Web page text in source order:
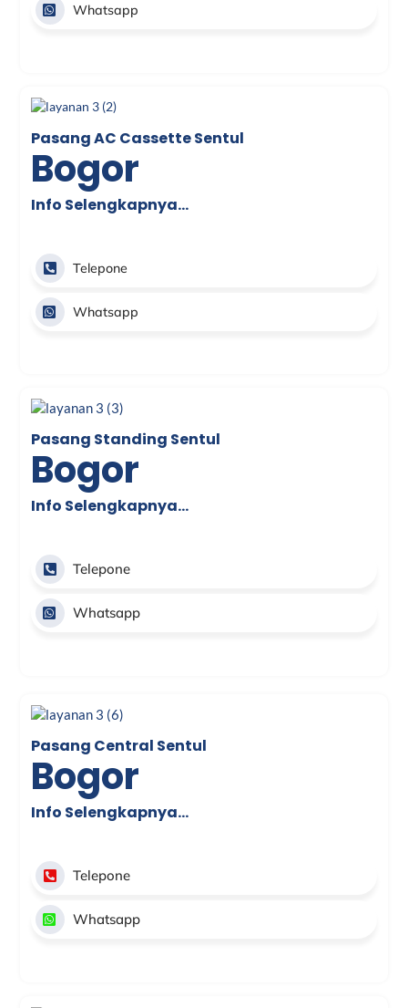
Whatsapp
Pasang AC Cassette Sentul
Bogor
Info Selengkapnya…
Telepone
Whatsapp
Pasang Standing Sentul
Bogor
Info Selengkapnya…
Telepone
Whatsapp
Pasang Central Sentul
Bogor
Info Selengkapnya…
Telepone
Whatsapp